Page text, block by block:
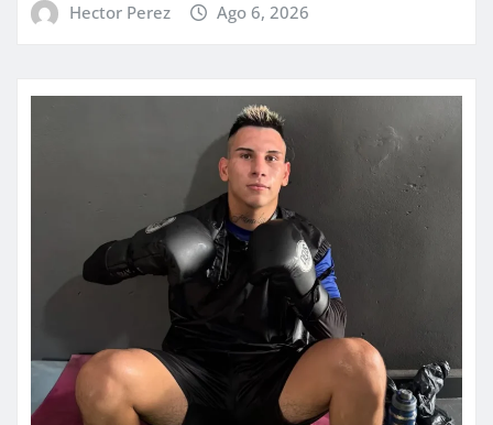
Hector Perez Ago 6, 2026